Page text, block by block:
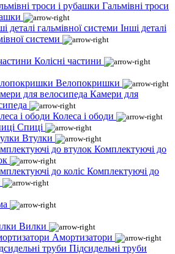
Гальмівні троси
Інші деталі
системи
Колісні частини
Велопокришки
Камери для
Колеса і ободи
Спиці
Втулки
Комплектуючі до
Комплектуючі до
Вилки
Амортизатори
Підсидельні труби